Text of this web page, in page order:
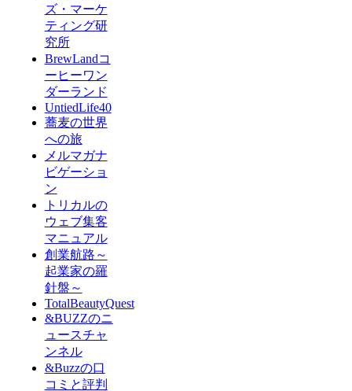
ズ・マーケ
ティング研
究所
BrewLandコ
ーヒーワン
ダーランド
UntiedLife40
蕎麦の世界
への旅
メルマガナ
ビゲーショ
ン
トリカルの
ウェブ集客
マニュアル
創業航路～
起業家の羅
針盤～
TotalBeautyQuest
&BUZZのニ
ュースチャ
ンネル
&Buzzの口
コミと評判